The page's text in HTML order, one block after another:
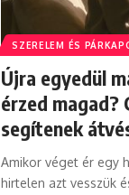
SZERELEM ÉS
Újra egyedül
érzed
segítenek
Amikor véget ér egy
hirtelen azt vesszük